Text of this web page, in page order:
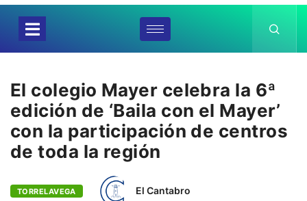
El colegio Mayer celebra la 6ª
edición de ‘Baila con el Mayer’
con la participación de centros
de toda la región
TORRELAVEGA El Cantabro